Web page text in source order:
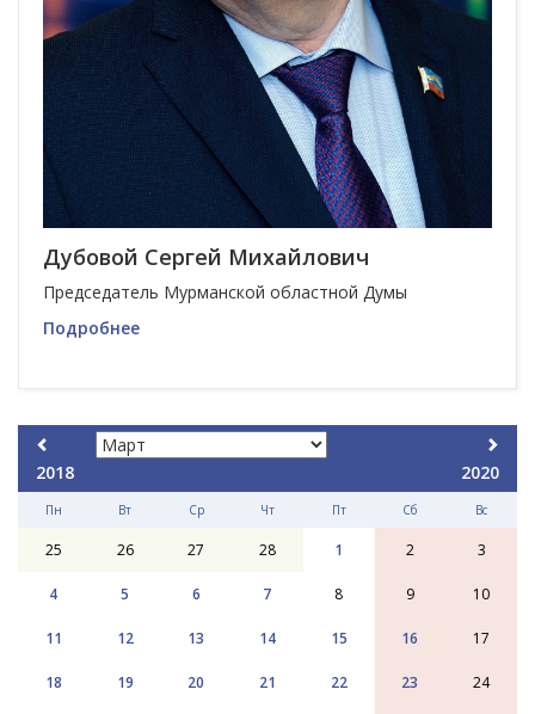
Дубовой Сергей Михайлович
Председатель Мурманской областной Думы
Подробнее
2018 2020
Пн Вт Ср Чт Пт Сб Вс
25 26 27 28 1 2 3
4 5 6 7 8 9 10
11 12 13 14 15 16 17
18 19 20 21 22 23 24